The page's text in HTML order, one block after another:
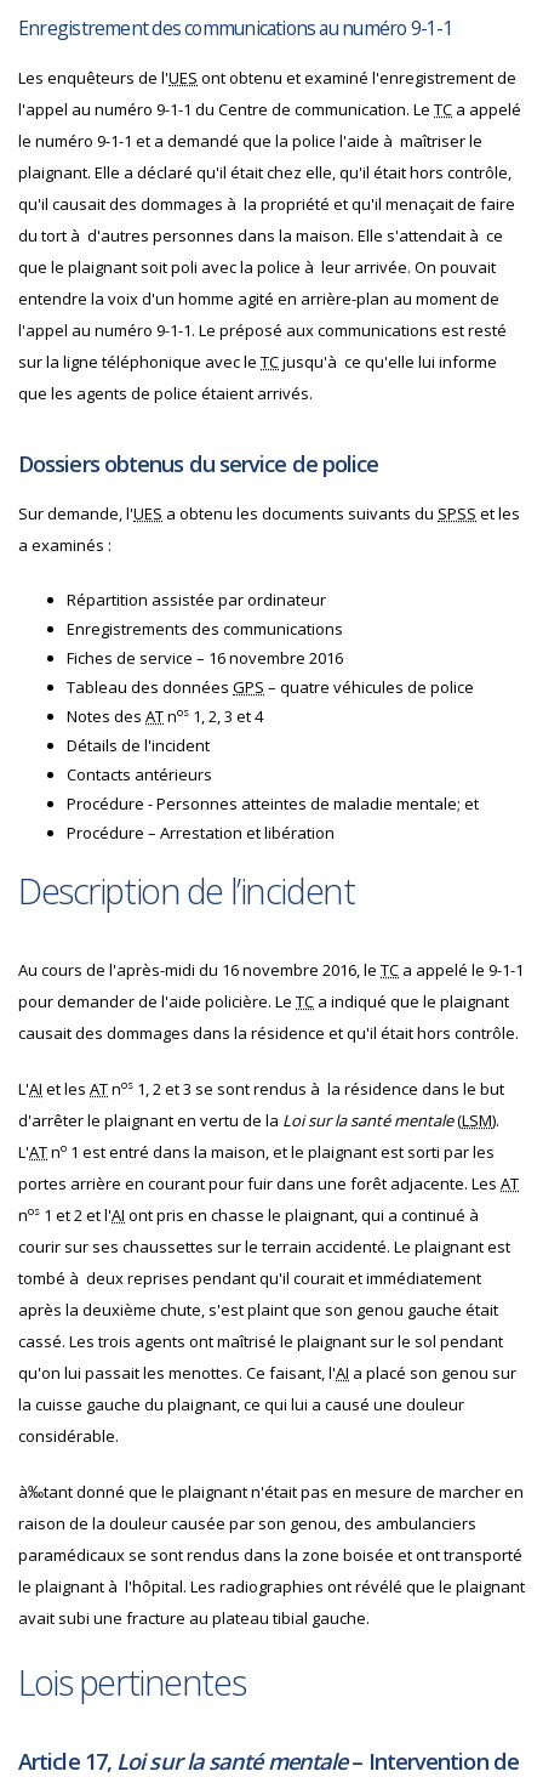
Enregistrement des communications au numéro 9-1-1
Les enquêteurs de l'UES ont obtenu et examiné l'enregistrement de
l'appel au numéro 9-1-1 du Centre de communication. Le TC a appelé
le numéro 9-1-1 et a demandé que la police l'aide à maîtriser le
plaignant. Elle a déclaré qu'il était chez elle, qu'il était hors contrôle,
qu'il causait des dommages à la propriété et qu'il menaçait de faire
du tort à d'autres personnes dans la maison. Elle s'attendait à ce
que le plaignant soit poli avec la police à leur arrivée. On pouvait
entendre la voix d'un homme agité en arrière-plan au moment de
l'appel au numéro 9-1-1. Le préposé aux communications est resté
sur la ligne téléphonique avec le TCjusqu'à ce qu'elle lui informe
que les agents de police étaient arrivés.
Dossiers obtenus du service de police
Sur demande, l'UES a obtenu les documents suivants du SPSS et les
a examinés :
Répartition assistée par ordinateur
Enregistrements des communications
Fiches de service – 16 novembre 2016
Tableau des données GPS – quatre véhicules de police
Notes des ATnos 1, 2, 3 et 4
Détails de l'incident
Contacts antérieurs
Procédure - Personnes atteintes de maladie mentale; et
Procédure – Arrestation et libération
Description de l’incident
Au cours de l'après-midi du 16 novembre 2016, le TC a appelé le 9-1-1
pour demander de l'aide policière. Le TC a indiqué que le plaignant
causait des dommages dans la résidence et qu'il était hors contrôle.
L'AI et les ATnos 1, 2 et 3 se sont rendus à la résidence dans le but
d'arrêter le plaignant en vertu de la Loi sur la santé mentale(LSM).
L'ATno 1 est entré dans la maison, et le plaignant est sorti par les
portes arrière en courant pour fuir dans une forêt adjacente. Les AT
nos 1 et 2 et l'AI ont pris en chasse le plaignant, qui a continué à
courir sur ses chaussettes sur le terrain accidenté. Le plaignant est
tombé à deux reprises pendant qu'il courait et immédiatement
après la deuxième chute, s'est plaint que son genou gauche était
cassé. Les trois agents ont maîtrisé le plaignant sur le sol pendant
qu'on lui passait les menottes. Ce faisant, l'AI a placé son genou sur
la cuisse gauche du plaignant, ce qui lui a causé une douleur
considérable.
à‰tant donné que le plaignant n'était pas en mesure de marcher en
raison de la douleur causée par son genou, des ambulanciers
paramédicaux se sont rendus dans la zone boisée et ont transporté
le plaignant à l'hôpital. Les radiographies ont révélé que le plaignant
avait subi une fracture au plateau tibial gauche.
Lois pertinentes
Article 17, Loi sur la santé mentale– Intervention de